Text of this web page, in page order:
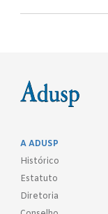
A ADUSP
Histórico
Estatuto
Diretoria